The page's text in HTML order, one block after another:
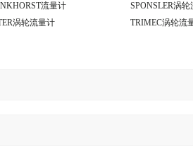
流量计
SPONSLER涡轮
涡轮流量计
TRIMEC涡轮流